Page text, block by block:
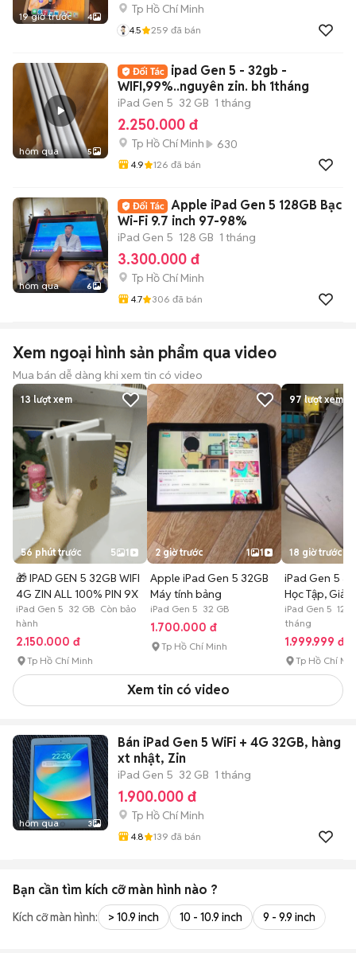
19 giờ trước 4
Tp Hồ Chí Minh
4.5 259 đã bán
hôm qua 5
ipad Gen 5 - 32gb -
WIFI,99%..nguyên zin. bh 1tháng
iPad Gen 5 32 GB 1 tháng
2.250.000 đ
Tp Hồ Chí Minh 630
4.9 126 đã bán
hôm qua 6
Apple iPad Gen 5 128GB Bạc
Wi-Fi 9.7 inch 97-98%
iPad Gen 5 128 GB 1 tháng
3.300.000 đ
Tp Hồ Chí Minh
4.7 306 đã bán
Xem ngoại hình sản phẩm qua video
Mua bán dễ dàng khi xem tin có video
13 lượt xem
56 phút trước 5 1
🎁 IPAD GEN 5 32GB WIFI
4G ZIN ALL 100% PIN 9X
iPad Gen 5 32 GB Còn bảo
hành
2.150.000 đ
Tp Hồ Chí Minh
2 giờ trước 1 1
Apple iPad Gen 5 32GB
Máy tính bảng
iPad Gen 5 32 GB
1.700.000 đ
Tp Hồ Chí Minh
97 lượt xem
18 giờ trước
iPad Gen 5
Học Tập, Giải
Rẻeee🔥
iPad Gen 5
tháng
1.999.999 đ
Tp Hồ Chí
Xem tin có video
hôm qua 3
Bán iPad Gen 5 WiFi + 4G 32GB, hàng
xt nhật, Zin
iPad Gen 5 32 GB 1 tháng
1.900.000 đ
Tp Hồ Chí Minh
4.8 139 đã bán
Bạn cần tìm kích cỡ màn hình nào ?
Kích cỡ màn hình: > 10.9 inch 10 - 10.9 inch 9 - 9.9 inch